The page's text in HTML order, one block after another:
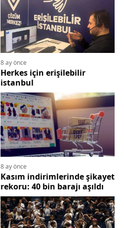
8 ay önce
Herkes için erişilebilir
istanbul
8 ay önce
Kasım indirimlerinde şikayet
rekoru: 40 bin barajı aşıldı